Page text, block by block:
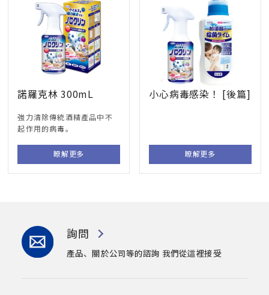
諾羅克林 300mL
強力清除傳統酒精產品中不
起作用的病毒。
瞭解更多
小心病毒感染！ [後篇]
瞭解更多
詢問
產品、關於公司等的諮詢 我們從這裡接受